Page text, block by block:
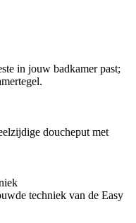
in jouw badkamer past;
doucheput met
techniek van de Easy